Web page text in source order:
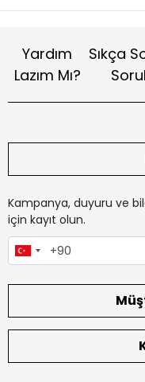
Yardım
Lazım Mı?
Sıkça
Kampanya, duyuru ve
için kayıt olun.